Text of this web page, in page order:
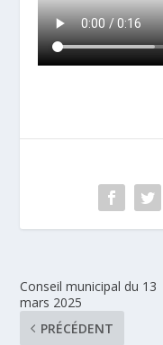
Conseil municipal du 13
mars 2025
PRÉCÉDENT